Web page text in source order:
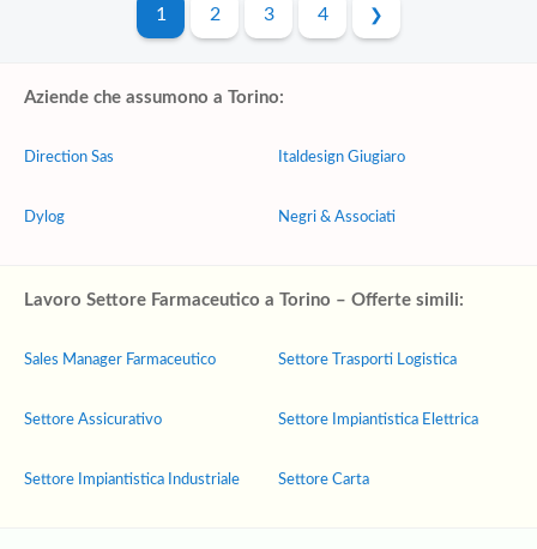
1 2 3 4
Aziende che assumono a Torino:
Direction Sas
Dylog
Italdesign Giugiaro
Negri & Associati
Lavoro Settore Farmaceutico a Torino – Offerte simili:
Sales Manager Farmaceutico
Settore Assicurativo
Settore Impiantistica Industriale
Settore Trasporti Logistica
Settore Impiantistica Elettrica
Settore Carta